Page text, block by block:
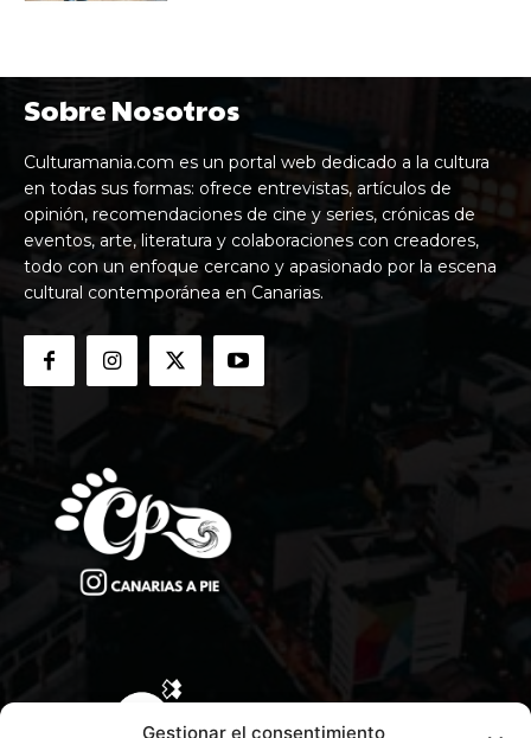
Gestionar el consentimiento
Sobre Nosotros
Culturamania.com es un portal web dedicado a la cultura
en todas sus formas: ofrece entrevistas, artículos de
opinión, recomendaciones de cine y series, crónicas de
eventos, arte, literatura y colaboraciones con creadores,
todo con un enfoque cercano y apasionado por la escena
cultural contemporánea en Canarias.